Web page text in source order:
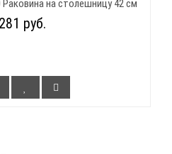
Раковина на столешницу 42 см
руб.